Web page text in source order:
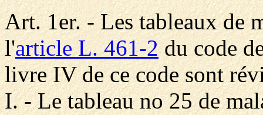
Art. 1er. - Les tableaux de
l'article L. 461-2du code
livre IV de ce code sont
I. - Le tableau no 25 de